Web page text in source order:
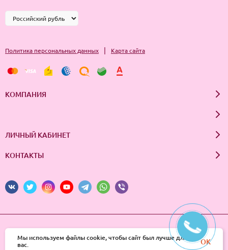
Политика персональных данных | Карта сайта
КОМПАНИЯ
ЛИЧНЫЙ КАБИНЕТ
КОНТАКТЫ
© 2026 InSale. Все права защищены
Мы используем файлы cookie, чтобы сайт был лучше для
вас.
OK